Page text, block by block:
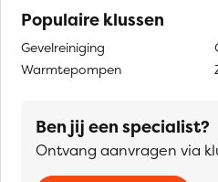
Populaire klussen
Gevelreiniging
Warmtepompen
Ben jij een specialist?
Ontvang aanvragen via